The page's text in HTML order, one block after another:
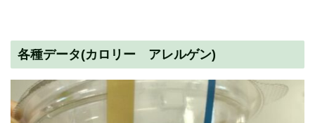
各種データ(カロリー アレルゲン)